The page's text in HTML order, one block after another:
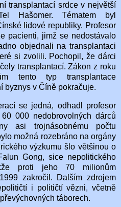
transplantací srdce v největší
Hašomer. Tématem byl
lidové republiky. Profesor
pacienti, jimž se nedostávalo
objednali na transplantaci
si zvolili. Pochopil, že dárci
transplantací. Zákon z roku
tento typ transplantace
byznys v Číně pokračuje.
se jedná, odhadl profesor
000 nedobrovolných dárců
asi trojnásobnému počtu
možná rozebráno na orgány
výzkumu šlo většinou o
Gong, sice nepolitického
proti jeho 70 milionům
zakročil. Dalším zdrojem
i političtí vězni, včetně
táborech.